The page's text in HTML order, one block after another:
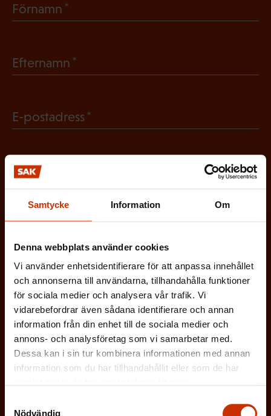
Samtycke Information Om
Denna webbplats använder cookies
Vi använder enhetsidentifierare för att anpassa innehållet
och annonserna till användarna, tillhandahålla funktioner
för sociala medier och analysera vår trafik. Vi
vidarebefordrar även sådana identifierare och annan
information från din enhet till de sociala medier och
annons- och analysföretag som vi samarbetar med.
Dessa kan i sin tur kombinera informationen med annan
information som du har tillhandahållit eller som de har
Nödvändig
Förnamn
a
r
s
k
t
)
Efternamn
l
o
r
i
s
k
t
)
E-postadress
b
t
r
i
s
k
t
Vilken eller vilka av dessa beskriver dig
bäst?
ARBETARSKYDDSFULLMÄKTIG
JOBBAR INOM FACKET
ARBETSGIVARREPRESENTANT
I ÖVRIGT INTRESSERAD AV ARBETSLIVET